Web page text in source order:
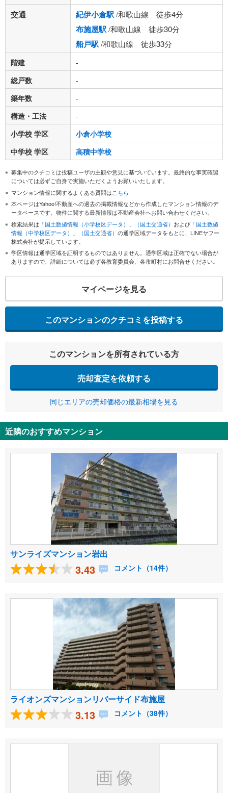
交通 紀伊小倉駅/和歌山線 徒歩4分
布施屋駅/和歌山線 徒歩30分
船戸駅/和歌山線 徒歩33分
階建
-
総戸数
-
築年数
-
構造・工法
-
小学校 学区
小倉小学校
中学校 学区
高積中学校
募集中のクチコミは投稿ユーザの主観や意見に基づいています。最終的な事実確認
については必ずご自身で実施いただくようお願いいたします。
マンション情報に関するよくある質問はこちら
本ページはYahoo!不動産への過去の掲載情報などから作成したマンション情報のデ
ータベースです。物件に関する最新情報は不動産会社へお問い合わせください。
検索結果は 「国土数値情報（小学校区データ）」（国土交通省） および 「国土数値
情報（中学校区データ）」（国土交通省） の通学区域データをもとに、LINEヤフー
株式会社が提示しています。
学区情報は通学区域を証明するものではありません。通学区域は正確でない場合が
ありますので、詳細については必ず各教育委員会、各市町村にお問合せください。
マイページを見る
このマンションのクチコミを投稿する
このマンションを所有されている方
売却査定を依頼する
同じエリアの売却価格の最新相場を見る
近隣のおすすめマンション
サンライズマンション岩出
3.43 コメント（14件）
ライオンズマンションリバーサイド布施屋
3.13 コメント（38件）